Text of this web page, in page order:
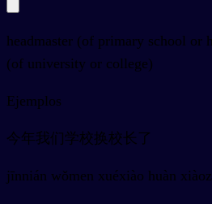
headmaster (of primary school or
(of university or college)
Ejemplos
今年我们学校换校长了
jīnnián wǒmen xuéxiào huàn